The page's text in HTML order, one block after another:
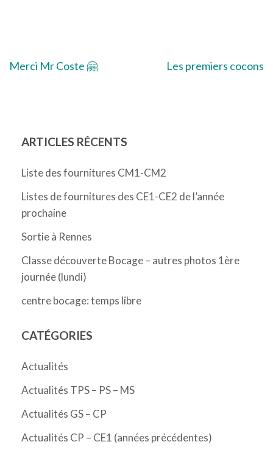
Navigation
Merci Mr Coste 🤗 Les premiers cocons
ARTICLES RÉCENTS
Liste des fournitures CM1-CM2
Listes de fournitures des CE1-CE2 de l’année
prochaine
Sortie à Rennes
Classe découverte Bocage – autres photos 1ère
journée (lundi)
centre bocage: temps libre
CATÉGORIES
Actualités
Actualités TPS – PS – MS
Actualités GS – CP
Actualités CP – CE1 (années précédentes)